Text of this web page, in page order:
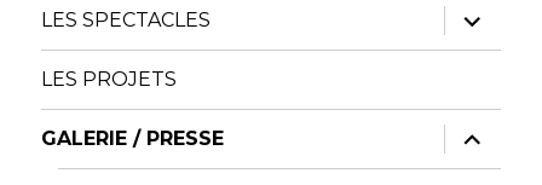
LES SPECTACLES
ouvrir
le
sous-
LES PROJETS
GALERIE / PRESSE
ouvrir
le
sous-